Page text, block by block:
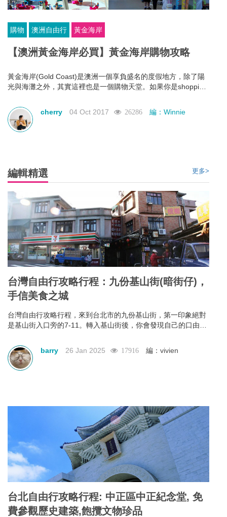
購物 澳洲自由行 黃金海岸
【澳洲黃金海岸必買】黃金海岸購物攻略
黃金海岸(Gold Coast)是澳洲一個享負盛名的度假地方，除了陽
光與海灘之外，其實這裡也是一個購物天堂。如果你是shopping
一下了！
cherry 04 Oct 2017 26286 編：Winnie
編輯精選 更多>
台灣自由行攻略行程：九份基山街(暗街仔)，
手信美食之城
台灣自由行攻略行程，來到台北市的九份基山街，第一印象絕對
是基山街入口旁的7-11。轉入基山街後，你會發現自己的口由你
整條街上林立滿目的美食。有深坑烤臭豆腐、九份傳統魚丸、綜
合魚丸湯、紅糟素肉圓、花生卷、油蔥粿、芋仔粿等等。基山街
絕對是追求keep fit體態的人，特別是女士門的一大挑戰。
barry 26 Jan 2025 17916 編：vivien
台北自由行攻略行程: 中正區中正紀念堂, 免
費參觀歷史建築,飽攬文物珍品